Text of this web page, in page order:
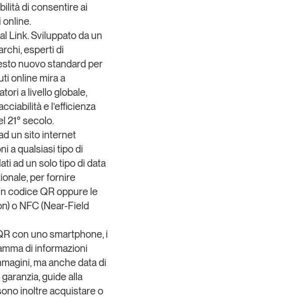
di consentire ai
Link. Sviluppato da un
esperti di
nuovo standard per
online mira a
a livello globale,
e l’efficienza
21° secolo.
un sito internet
a qualsiasi tipo di
ad un solo tipo di data
per fornire
codice QR oppure le
o NFC (Near-Field
con uno smartphone, i
di informazioni
ma anche data di
guide alla
inoltre acquistare o